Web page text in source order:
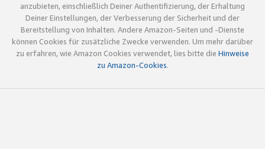
anzubieten, einschließlich Deiner Authentifizierung, der Erhaltung
Deiner Einstellungen, der Verbesserung der Sicherheit und der
Bereitstellung von Inhalten. Andere Amazon-Seiten und -Dienste
können Cookies für zusätzliche Zwecke verwenden. Um mehr darüber
zu erfahren, wie Amazon Cookies verwendet, lies bitte die Hinweise
zu Amazon-Cookies.